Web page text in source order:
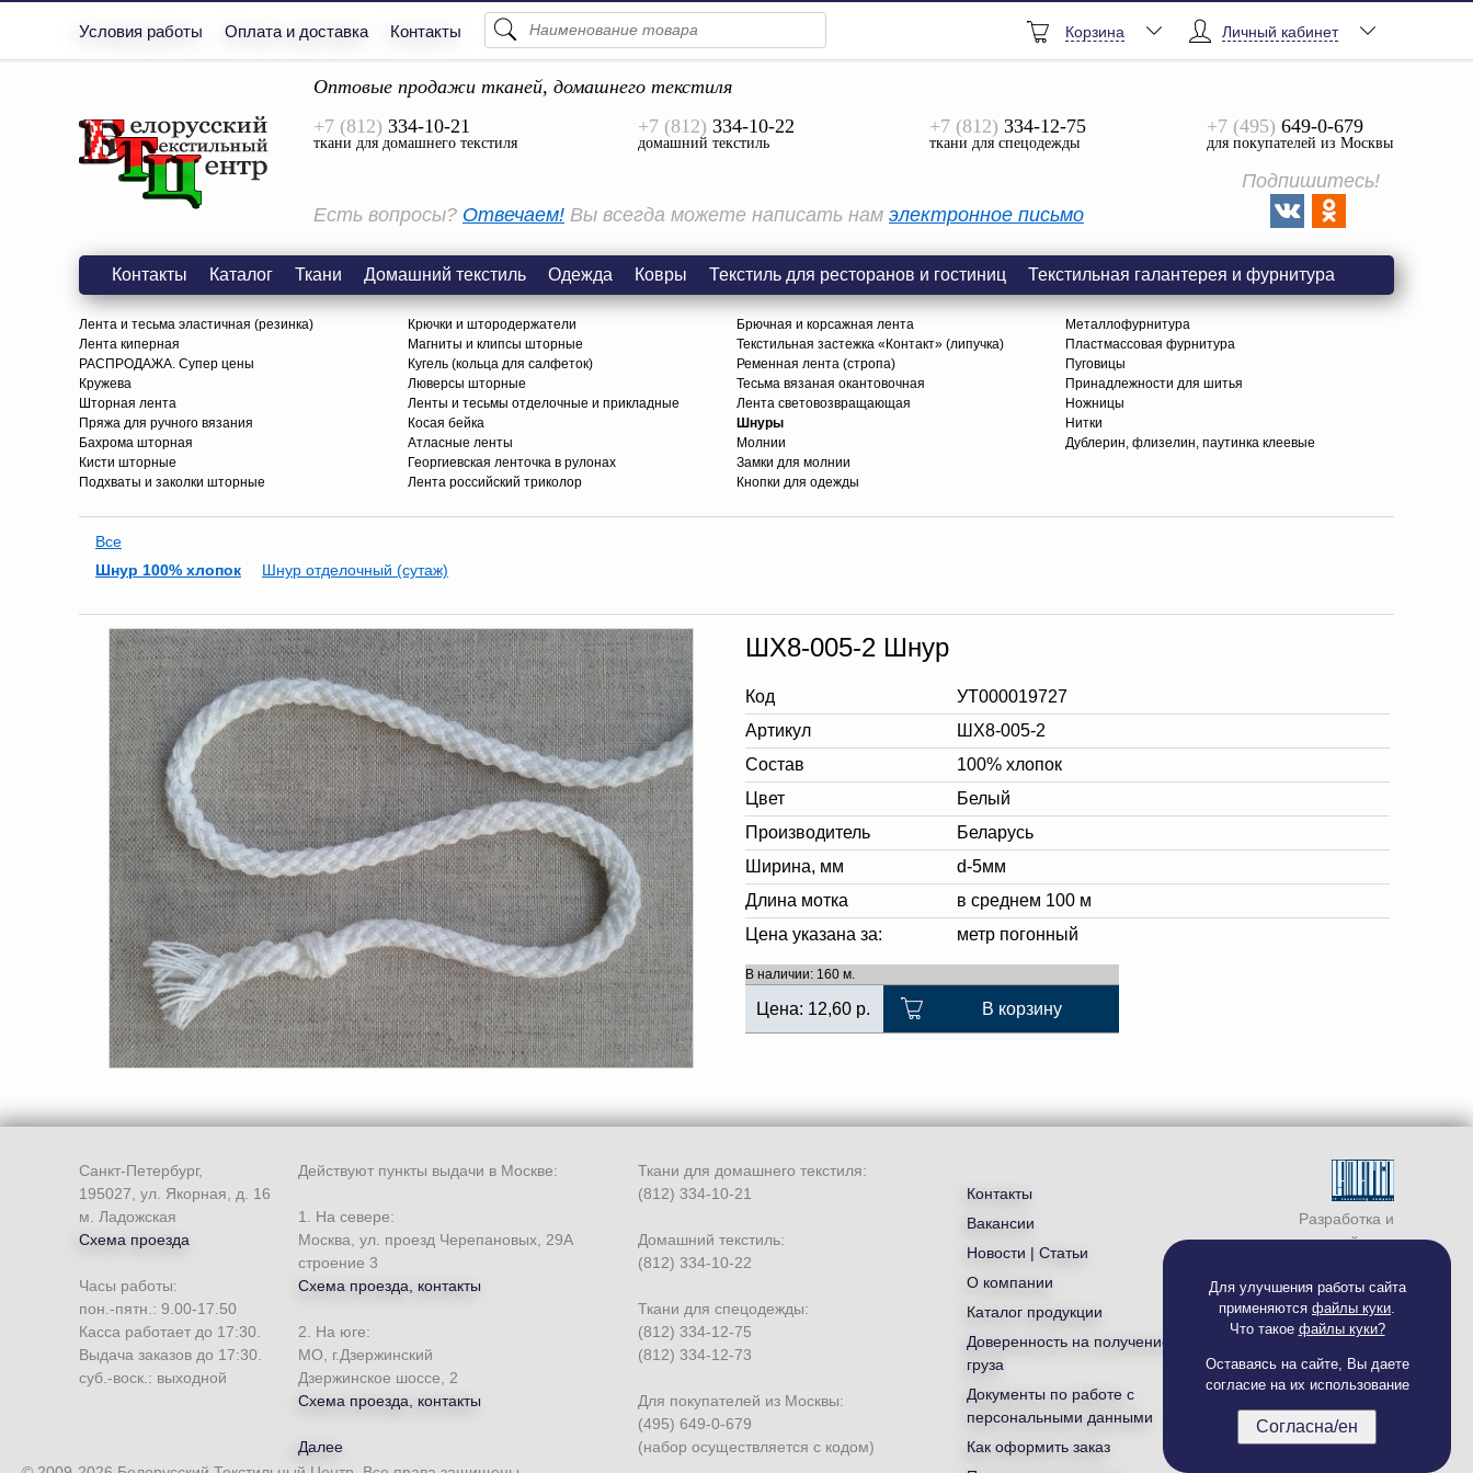
Для улучшения работы сайта
применяются файлы куки.
Что такое файлы куки?
Оставаясь на сайте, Вы даете
согласие на их использование
Согласна/ен
Условия работы Оплата и доставка Контакты
Просмотреть Все
Личный кабинет
Корзина
Оптовые продажи тканей, домашнего текстиля
+7 (812) 334-10-21
ткани для домашнего текстиля
+7 (812) 334-10-22
домашний текстиль
+7 (812) 334-12-75
ткани для спецодежды
+7 (495) 649-0-679
для покупателей из Москвы
Есть вопросы? Отвечаем! Вы всегда можете написать нам электронное письмо
Подпишитесь!
Контакты Каталог Ткани Домашний текстиль Одежда Ковры Текстиль для ресторанов и гостиниц Текстильная галантерея и фурнитура
Лента и тесьма эластичная (резинка)
Лента киперная
РАСПРОДАЖА. Супер цены
Кружева
Шторная лента
Пряжа для ручного вязания
Бахрома шторная
Кисти шторные
Подхваты и заколки шторные
Крючки и штородержатели
Магниты и клипсы шторные
Кугель (кольца для салфеток)
Люверсы шторные
Ленты и тесьмы отделочные и прикладные
Косая бейка
Атласные ленты
Георгиевская ленточка в рулонах
Лента российский триколор
Брючная и корсажная лента
Текстильная застежка «Контакт» (липучка)
Ременная лента (стропа)
Тесьма вязаная окантовочная
Лента световозвращающая
Шнуры
Молнии
Замки для молнии
Кнопки для одежды
Металлофурнитура
Пластмассовая фурнитура
Пуговицы
Принадлежности для шитья
Ножницы
Нитки
Дублерин, флизелин, паутинка клеевые
Все
Шнур 100% хлопок
Шнур отделочный (сутаж)
ШХ8-005-2 Шнур
Код
УТ000019727
Артикул
ШХ8-005-2
Состав
100% хлопок
Цвет
Белый
Производитель
Беларусь
Ширина, мм
d-5мм
Длина мотка
в среднем 100 м
Цена указана за:
метр погонный
В наличии: 160 м.
Цена: 12,60 р. В корзину
Разработка и
продвижение сайта —
Санкт-Петербург,
195027, ул. Якорная, д. 16
м. Ладожская
Схема проезда
Часы работы:
пон.-пятн.: 9.00-17.50
Касса работает до 17:30.
Выдача заказов до 17:30.
суб.-воск.: выходной
Действуют пункты выдачи в Москве:
1. На севере:
Москва, ул. проезд Черепановых, 29А
строение 3
Схема проезда, контакты
2. На юге:
МО, г.Дзержинский
Дзержинское шоссе, 2
Схема проезда, контакты
Далее
Ткани для домашнего текстиля:
(812) 334-10-21
Домашний текстиль:
(812) 334-10-22
Ткани для спецодежды:
(812) 334-12-75
(812) 334-12-73
Для покупателей из Москвы:
(495) 649-0-679
(набор осуществляется с кодом)
Контакты
Вакансии
Новости | Статьи
О компании
Каталог продукции
Доверенность на получение
груза
Документы по работе с
персональными данными
Как оформить заказ